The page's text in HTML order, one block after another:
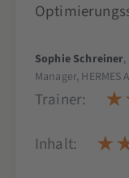
Sophie Schreiner
Manager,
Trainer:
Inhalt: